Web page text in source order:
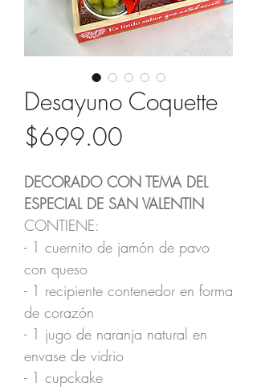
Desayuno Coquette
$699.00
DECORADO CON TEMA DEL
ESPECIAL DE SAN VALENTIN
CONTIENE:
- 1 cuernito de jamón de pavo
con queso
- 1 recipiente contenedor en forma
de corazón
- 1 jugo de naranja natural en
envase de vidrio
- 1 cupckake